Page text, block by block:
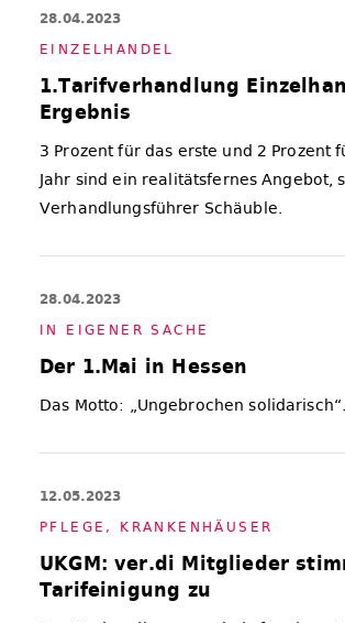
28.04.2023
EIN­ZEL­HAN­DEL
1.Tarifverhandlung
Ergebnis
3 Prozent für das erste und 2 Prozent
Jahr sind ein realitätsfernes Angebot,
Verhandlungsführer Schäuble.
28.04.2023
IN EI­GE­NER SA­CHE
Der 1.Mai in Hessen
Das Motto: „Ungebrochen solidarisch“.
12.05.2023
PFLE­GE , KRAN­KEN­HÄU­SER
UKGM: ver.di Mitglieder
Tarifeinigung zu